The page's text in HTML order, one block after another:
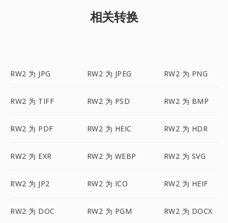
相关转换
RW2 为 JPG RW2 为 JPEG RW2 为 PNG
RW2 为 TIFF RW2 为 PSD RW2 为 BMP
RW2 为 PDF RW2 为 HEIC RW2 为 HDR
RW2 为 EXR RW2 为 WEBP RW2 为 SVG
RW2 为 JP2 RW2 为 ICO RW2 为 HEIF
RW2 为 DOC RW2 为 PGM RW2 为 DOCX